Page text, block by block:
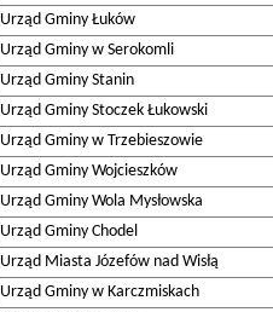
Urząd Gminy Łuków
Urząd Gminy w Serokomli
Urząd Gminy Stanin
Urząd Gminy Stoczek Łukowski
Urząd Gminy w Trzebieszowie
Urząd Gminy Wojcieszków
Urząd Gminy Wola Mysłowska
Urząd Gminy Chodel
Urząd Miasta Józefów nad Wisłą
Urząd Gminy w Karczmiskach